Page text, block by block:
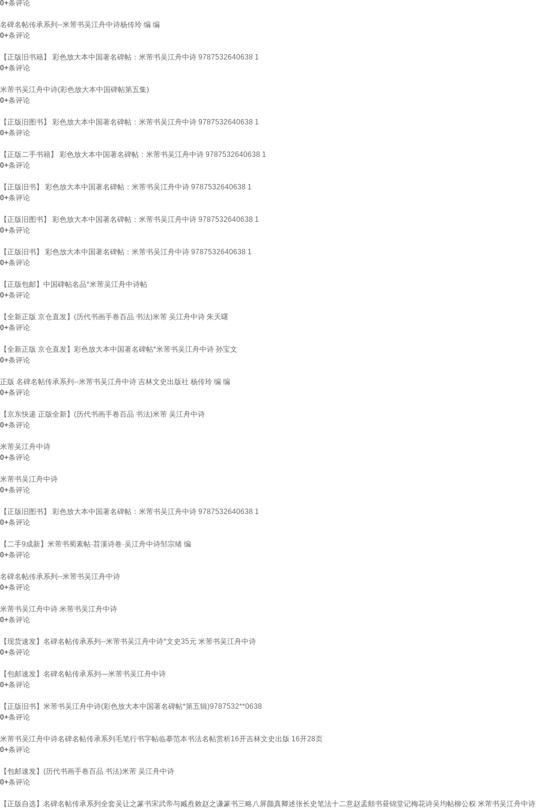
0+条评论
名碑名帖传承系列--米芾书吴江舟中诗杨传玲 编 编
0+条评论
【正版旧书籍】 彩色放大本中国著名碑帖：米芾书吴江舟中诗 9787532640638 1
0+条评论
米芾书吴江舟中诗(彩色放大本中国碑帖第五集)
0+条评论
【正版旧图书】 彩色放大本中国著名碑帖：米芾书吴江舟中诗 9787532640638 1
0+条评论
【正版二手书籍】 彩色放大本中国著名碑帖：米芾书吴江舟中诗 9787532640638 1
0+条评论
【正版旧书】 彩色放大本中国著名碑帖：米芾书吴江舟中诗 9787532640638 1
0+条评论
【正版旧图书】 彩色放大本中国著名碑帖：米芾书吴江舟中诗 9787532640638 1
0+条评论
【正版旧书】 彩色放大本中国著名碑帖：米芾书吴江舟中诗 9787532640638 1
0+条评论
【正版包邮】中国碑帖名品*米芾吴江舟中诗帖
0+条评论
【全新正版 京仓直发】(历代书画手卷百品 书法)米芾 吴江舟中诗 朱天曙
0+条评论
【全新正版 京仓直发】彩色放大本中国著名碑帖*米芾书吴江舟中诗 孙宝文
0+条评论
正版 名碑名帖传承系列--米芾书吴江舟中诗 吉林文史出版社 杨传玲 编 编
0+条评论
【京东快递 正版全新】(历代书画手卷百品 书法)米芾 吴江舟中诗
0+条评论
米芾吴江舟中诗
0+条评论
米芾书吴江舟中诗
0+条评论
【正版旧图书】 彩色放大本中国著名碑帖：米芾书吴江舟中诗 9787532640638 1
0+条评论
【二手9成新】米芾书蜀素帖·苕溪诗卷·吴江舟中诗邹宗绪 编
0+条评论
名碑名帖传承系列--米芾书吴江舟中诗
0+条评论
米芾书吴江舟中诗 米芾书吴江舟中诗
0+条评论
【现货速发】名碑名帖传承系列--米芾书吴江舟中诗*文史35元 米芾书吴江舟中诗
0+条评论
【包邮速发】名碑名帖传承系列—米芾书吴江舟中诗
0+条评论
【正版旧书】米芾书吴江舟中诗(彩色放大本中国著名碑帖*第五辑)9787532**0638
0+条评论
米芾书吴江舟中诗名碑名帖传承系列毛笔行书字帖临摹范本书法名帖赏析16开吉林文史出版 16开28页
0+条评论
【包邮速发】(历代书画手卷百品 书法)米芾 吴江舟中诗
0+条评论
【正版自选】名碑名帖传承系列全套吴让之篆书宋武帝与臧焘敕赵之谦篆书三略八屏颜真卿述张长史笔法十二意赵孟頫书昼锦堂记梅花诗吴均帖柳公权 米芾书吴江舟中诗